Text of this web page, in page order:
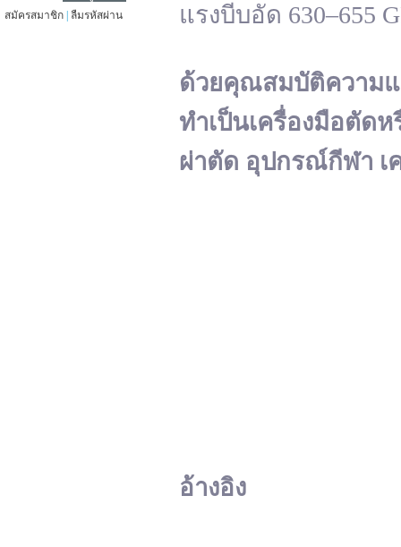
สมัครสมาชิก ลืมรหัสผ่าน
แรงบีบอัด 630–655
ด้วยคุณสมบัติความแ
ทำเป็นเครื่องมือตัดห
ผ่าตัด อุปกรณ์กีฬา เ
อ้างอิง